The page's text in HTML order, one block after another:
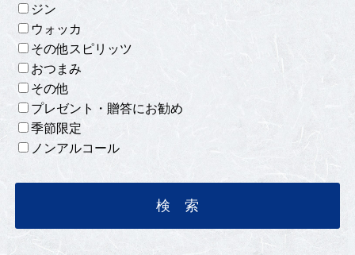
ジン
ウォッカ
その他スピリッツ
おつまみ
その他
プレゼント・贈答にお勧め
季節限定
ノンアルコール